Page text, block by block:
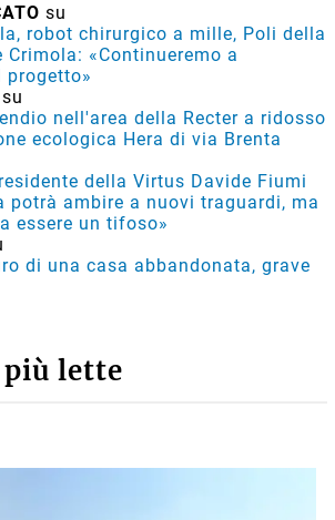
su
robot chirurgico a mille, Poli della
Crimola: «Continueremo a
progetto»
su
nell'area della Recter a ridosso
ecologica Hera di via Brenta
della Virtus Davide Fiumi
potrà ambire a nuovi traguardi, ma
essere un tifoso»
di una casa abbandonata, grave
lette